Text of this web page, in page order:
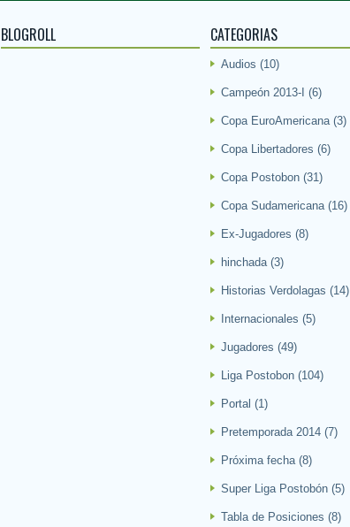
BLOGROLL CATEGORIAS
Audios (10)
Campeón 2013-I (6)
Copa EuroAmericana (3)
Copa Libertadores (6)
Copa Postobon (31)
Copa Sudamericana (16)
Ex-Jugadores (8)
hinchada (3)
Historias Verdolagas (14)
Internacionales (5)
Jugadores (49)
Liga Postobon (104)
Portal (1)
Pretemporada 2014 (7)
Próxima fecha (8)
Super Liga Postobón (5)
Tabla de Posiciones (8)